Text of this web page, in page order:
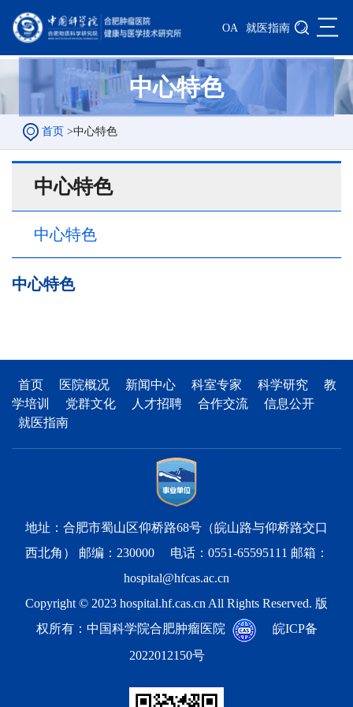
OA 就医指南 三
中心特色
首页 >中心特色
中心特色
中心特色
中心特色
首页 医院概况 新闻中心 科室专家 科学研究
教
学培训
党群文化 人才招聘 合作交流
信息公开
就医指南
地址：合肥市蜀山区仰桥路68号（皖山路与仰桥路交口
西北角） 邮编：230000 电话：0551-65595111 邮箱：
hospital@hfcas.ac.cn
Copyright © 2023 hospital.hf.cas.cn All Rights Reserved. 版
权所有：中国科学院合肥肿瘤医院
皖ICP备
2022012150号